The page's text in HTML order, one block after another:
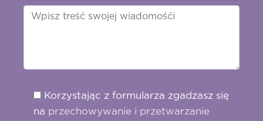
Korzystając z formularza zgadzasz się
na przechowywanie i przetwarzanie